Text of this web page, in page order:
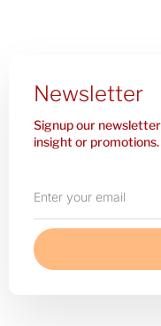
Newsletter
Signup our
insight or promotions.
your
email